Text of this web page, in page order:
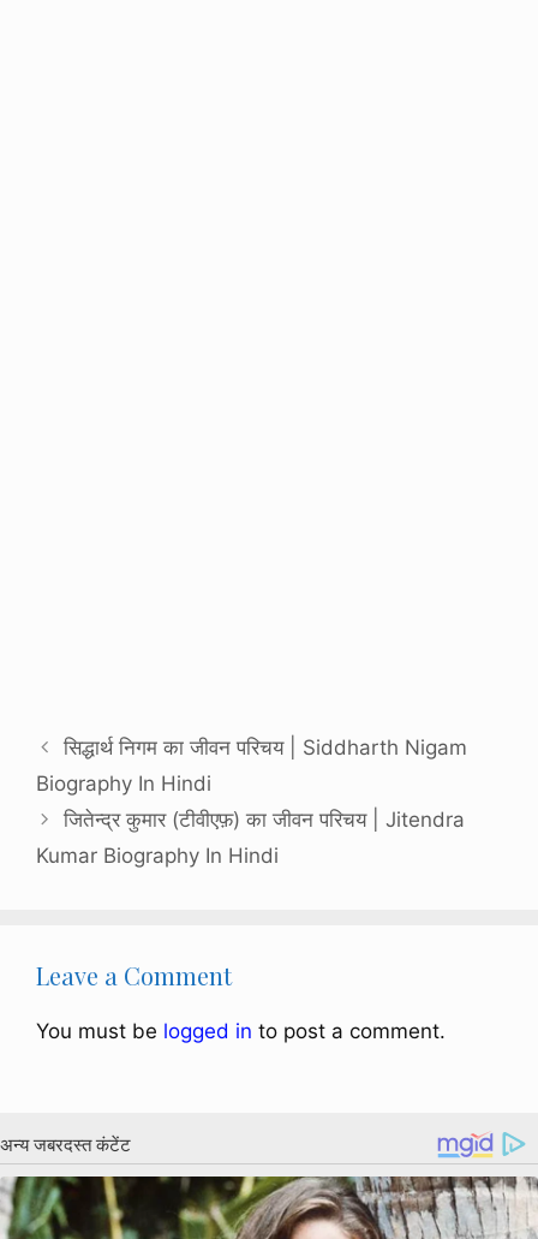
सिद्धार्थ निगम का जीवन परिचय | Siddharth Nigam
Biography In Hindi
जितेन्द्र कुमार (टीवीएफ़) का जीवन परिचय | Jitendra
Kumar Biography In Hindi
Leave a Comment
You must be logged in to post a comment.